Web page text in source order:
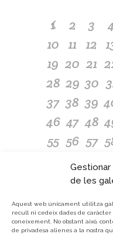
de les
Aquest web únicament utilitza
recull ni cedeix dades de caràcter
coneixement.
No obstant això,
de privadesa alienes a la nostra
1 2 3
10 11 12
19 20 21
28 29 30
37 38 39
46 47 48
55 56 57
65 66
74 75
82 83 84
91 92 93